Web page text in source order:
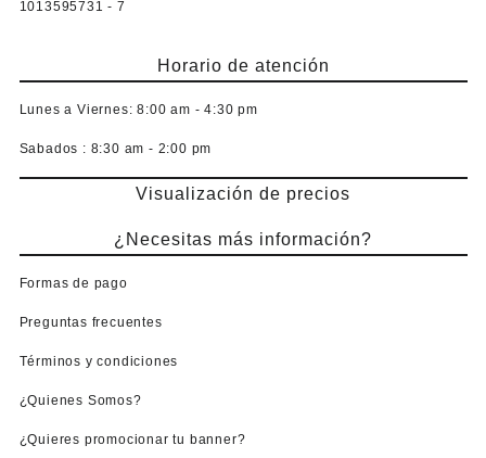
1013595731 - 7
Horario de atención
Lunes a Viernes: 8:00 am - 4:30 pm
Sabados : 8:30 am - 2:00 pm
Visualización de precios
¿Necesitas más información?
Formas de pago
Preguntas frecuentes
Términos y condiciones
¿Quienes Somos?
¿Quieres promocionar tu banner?